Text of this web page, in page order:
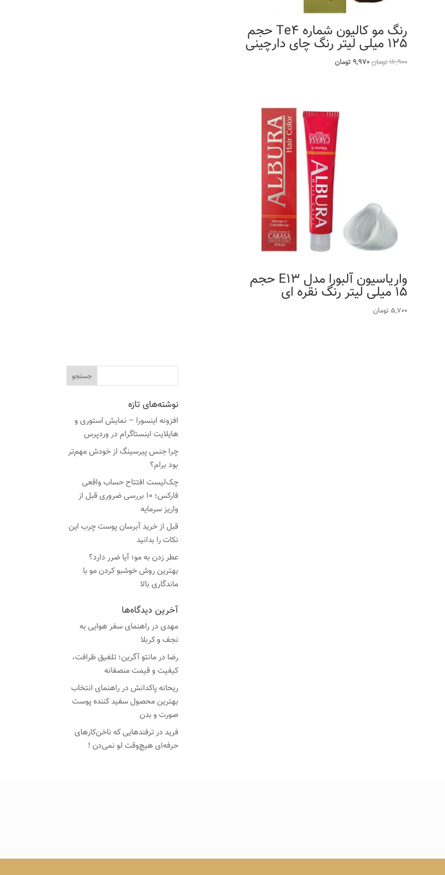
رنگ مو کالیون شماره Te4 حجم
125 میلی لیتر رنگ چای دارچینی
16,900تومانقیمت
9,970تومانقیمت
واریاسیون آلبورا مدل E13 حجم
15 میلی لیتر رنگ نقره ای
5,700 تومان
نوشته‌های تازه
افزونه اینسورا – نمایش استوری و
هایلایت اینستاگرام در وردپرس
چرا جنس پیرسینگ از خودش مهم‌تر
بود برام؟
چک‌لیست افتتاح حساب واقعی
فارکس؛ ۱۰ بررسی ضروری قبل از
واریز سرمایه
قبل از خرید آبرسان پوست چرب این
نکات را بدانید
عطر زدن به مو؛ آیا ضرر دارد؟
بهترین روش خوشبو کردن مو با
ماندگاری بالا
آخرین دیدگاه‌ها
مهدی درراهنمای سفر هوایی به
نجف و کربلا
رضا درمانتو آگرین؛ تلفیق ظرافت،
کیفیت و قیمت منصفانه
ریحانه پاکدانش درراهنمای انتخاب
بهترین محصول سفید کننده پوست
صورت و بدن
فرید درترفندهایی که ناخن‌کارهای
حرفه‌ای هیچ‌وقت لو نمی‌دن !